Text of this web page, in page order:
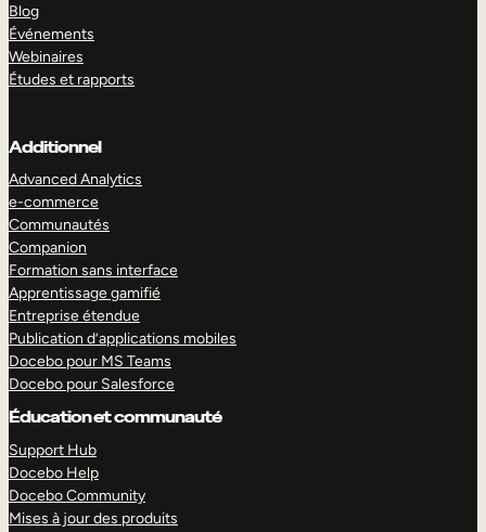
Blog
Événements
Webinaires
Études et rapports
Additionnel
Advanced Analytics
e-commerce
Communautés
Companion
Formation sans interface
Apprentissage gamifié
Entreprise étendue
Publication d’applications mobiles
Docebo pour MS Teams
Docebo pour Salesforce
Éducation et communauté
Support Hub
Docebo Help
Docebo Community
Mises à jour des produits